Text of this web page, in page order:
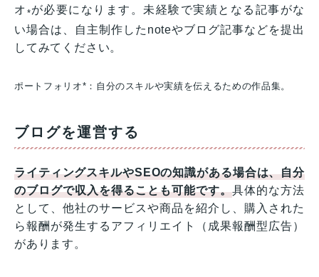
オ *が必要になります。未経験で実績となる記事がな
い場合は、自主制作したnoteやブログ記事などを提出
してみてください。
ポートフォリオ*：自分のスキルや実績を伝えるための作品集。
ブログを運営する
ライティングスキルやSEOの知識がある場合は、自分
のブログで収入を得ることも可能です。具体的な方法
として、他社のサービスや商品を紹介し、購入された
ら報酬が発生するアフィリエイト（成果報酬型広告）
があります。